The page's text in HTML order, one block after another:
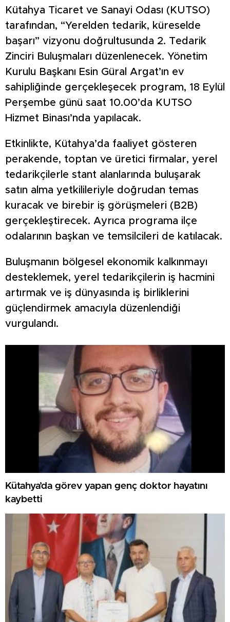
Kütahya Ticaret ve Sanayi Odası (KUTSO)
tarafından, “Yerelden tedarik, küreselde
başarı” vizyonu doğrultusunda 2. Tedarik
Zinciri Buluşmaları düzenlenecek. Yönetim
Kurulu Başkanı Esin Güral Argat’ın ev
sahipliğinde gerçekleşecek program, 18 Eylül
Perşembe günü saat 10.00’da KUTSO
Hizmet Binası’nda yapılacak.
Etkinlikte, Kütahya’da faaliyet gösteren
perakende, toptan ve üretici firmalar, yerel
tedarikçilerle stant alanlarında buluşarak
satın alma yetkilileriyle doğrudan temas
kuracak ve birebir iş görüşmeleri (B2B)
gerçekleştirecek. Ayrıca programa ilçe
odalarının başkan ve temsilcileri de katılacak.
Buluşmanın bölgesel ekonomik kalkınmayı
desteklemek, yerel tedarikçilerin iş hacmini
artırmak ve iş dünyasında iş birliklerini
güçlendirmek amacıyla düzenlendiği
vurgulandı.
Kütahya’da görev yapan genç doktor hayatını
kaybetti